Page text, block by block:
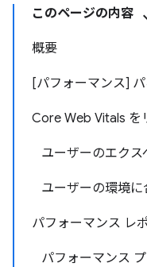
このページの内容
概要
[パフォーマンス]
Core Web Vitals を
ユーザーのエク
ユーザーの環境
パフォーマンス レ
パフォーマンス